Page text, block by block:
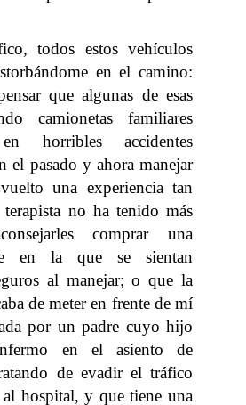
todos estos vehículos
en el camino:
que algunas de esas
camionetas familiares
horribles accidentes
el pasado y ahora manejar
una experiencia tan
no ha tenido más
comprar una
en la que se sientan
al manejar; o que la
de meter en frente de mí
por un padre cuyo hijo
en el asiento de
de evadir el tráfico
hospital, y que tiene una